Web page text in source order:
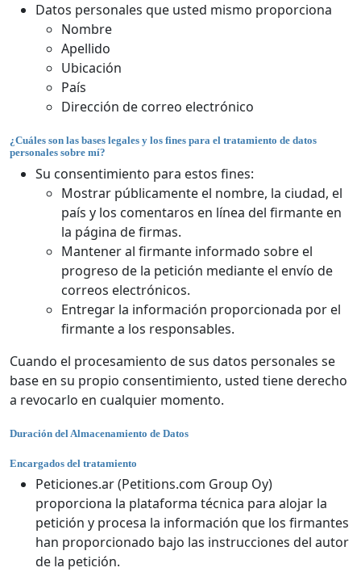
Datos personales que usted mismo proporciona
Nombre
Apellido
Ubicación
País
Dirección de correo electrónico
¿Cuáles son las bases legales y los fines para el tratamiento de datos
personales sobre mí?
Su consentimiento para estos fines:
Mostrar públicamente el nombre, la ciudad, el
país y los comentaros en línea del firmante en
la página de firmas.
Mantener al firmante informado sobre el
progreso de la petición mediante el envío de
correos electrónicos.
Entregar la información proporcionada por el
firmante a los responsables.
Cuando el procesamiento de sus datos personales se
base en su propio consentimiento, usted tiene derecho
a revocarlo en cualquier momento.
Duración del Almacenamiento de Datos
Encargados del tratamiento
Peticiones.ar (Petitions.com Group Oy)
proporciona la plataforma técnica para alojar la
petición y procesa la información que los firmantes
han proporcionado bajo las instrucciones del autor
de la petición.